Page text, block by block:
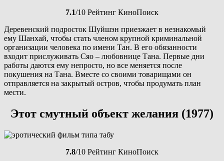
7.1/10 Рейтинг КиноПоиск
Деревенский подросток Шуйшэн приезжает в незнакомый
ему Шанхай, чтобы стать членом крупной криминальной
организации человека по имени Тан. В его обязанности
входит прислуживать Сяо – любовнице Тана. Первые дни
работы даются ему непросто, но все меняется после
покушения на Тана. Вместе со своими товарищами он
отправляется на закрытый остров, чтобы продумать план
мести.
Этот смутный объект желания (1977)
7.8/10 Рейтинг КиноПоиск